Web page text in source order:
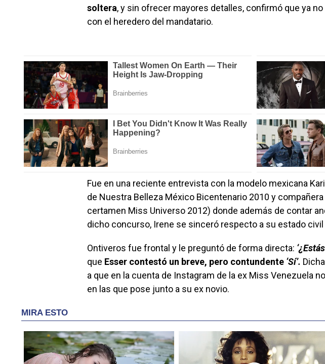
soltera, y sin ofrecer mayores detalles, confirmó que ya
con el heredero del mandatario.
Fue en una reciente entrevista con la modelo mexicana
de Nuestra Belleza México Bicentenario 2010 y
certamen Miss Universo 2012) donde además de contar
dicho concurso, Irene se sinceró respecto a su estado civil
Ontiveros fue frontal y le preguntó de forma directa:
que Esser contestó un breve, pero contundente ‘Sí’.
a que en la cuenta de Instagram de la ex Miss Venezuela
en las que pose junto a su ex novio.